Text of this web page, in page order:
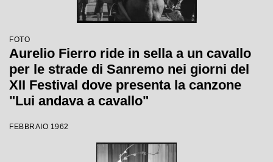
FOTO
Aurelio Fierro ride in sella a un cavallo
per le strade di Sanremo nei giorni del
XII Festival dove presenta la canzone
"Lui andava a cavallo"
FEBBRAIO 1962